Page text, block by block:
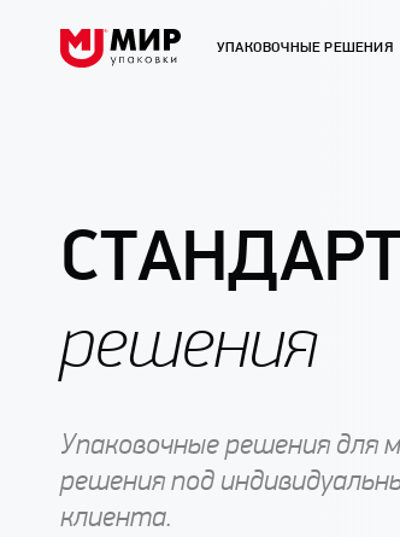
УПАКОВОЧНЫЕ РЕШЕНИЯ
решения
Упаковочные решения для
решения под
клиента.